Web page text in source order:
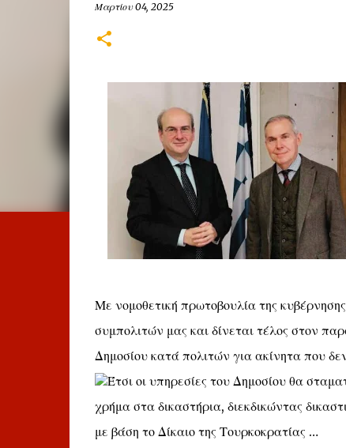
Μαρτίου 04, 2025
Με νομοθετική πρωτοβουλία της
συμπολιτών μας και δίνεται τέλος στον
Δημοσίου κατά πολιτών για ακίνητα που
Έτσι οι υπηρεσίες του Δημοσίου θα
χρήμα στα δικαστήρια, διεκδικώντας
με βάση το Δίκαιο της Τουρκοκρατίας …